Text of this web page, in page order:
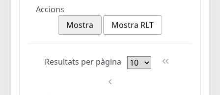
Accions
Mostra
Mostra RLT
Resultats per pàgina